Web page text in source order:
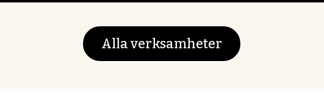
Alla verksamheter